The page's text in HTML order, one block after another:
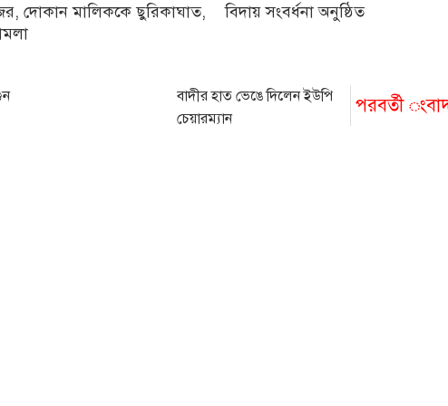
দোকান মালিককে ছুরিকাঘাত,
বিদায় সংবর্ধনা অনুষ্ঠিত
পরবর্তী
বাদীর হাত ভেঙে দিলেন ইউপি
চেয়ারম্যান